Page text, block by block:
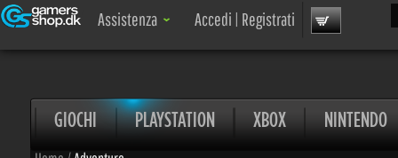
Assistenza Accedi|Registrati
GIOCHI PLAYSTATION XBOX NINTENDO